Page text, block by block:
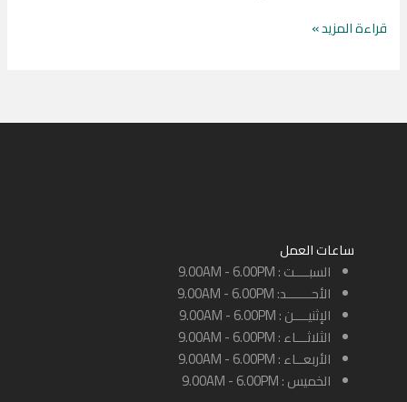
قراءة المزيد »
ساعات العمل
السبــــت : 9.00AM - 6.00PM
الأحـــــــد: 9.00AM - 6.00PM
الإثنيــــن : 9.00AM - 6.00PM
الثلاثـــاء : 9.00AM - 6.00PM
الأربعــاء : 9.00AM - 6.00PM
الخميس : 9.00AM - 6.00PM